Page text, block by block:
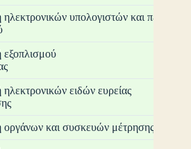
υπολογιστών και
ειδών ευρείας
και συσκευών μέτρησης,